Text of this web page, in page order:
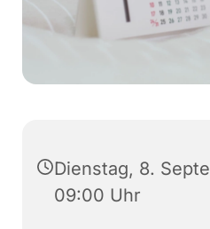
Dienstag, 8.
09:00 Uhr